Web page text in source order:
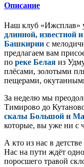
Описание
Наш клуб «Ижсплав»
длинной, известной
Башкирии с
предлагаем вам
по реке Белая из
плёсами, золотыми
пещерами,
За неделю мы
Тимирово до
скалы Большой и
которые, вы уже ни с
А кто из нас в
Нас на пути ждёт
поросшего травой